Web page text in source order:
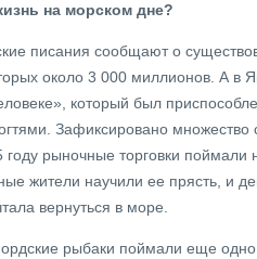
на морском дне?
писания сообщают о
около 3 000 миллионов. А в
который был
Зафиксировано
году рыночные торговки
жители научили ее прясть, и
вернуться в море.
рыбаки поймали еще